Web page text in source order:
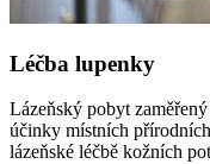
Léčba lupenky
Lázeňský pobyt
účinky místních
lázeňské léčbě kožních